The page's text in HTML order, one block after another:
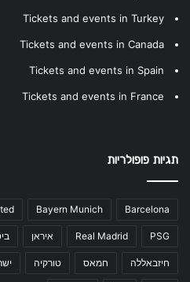
Tickets and events in Turkey
Tickets and events in Canada
Tickets and events in Spain
Tickets and events in France
תגיות פופולריות
Barcelona
Bayern Munich
PSG
Real Madrid איראן
חיזבאללה חמאס טורקיה